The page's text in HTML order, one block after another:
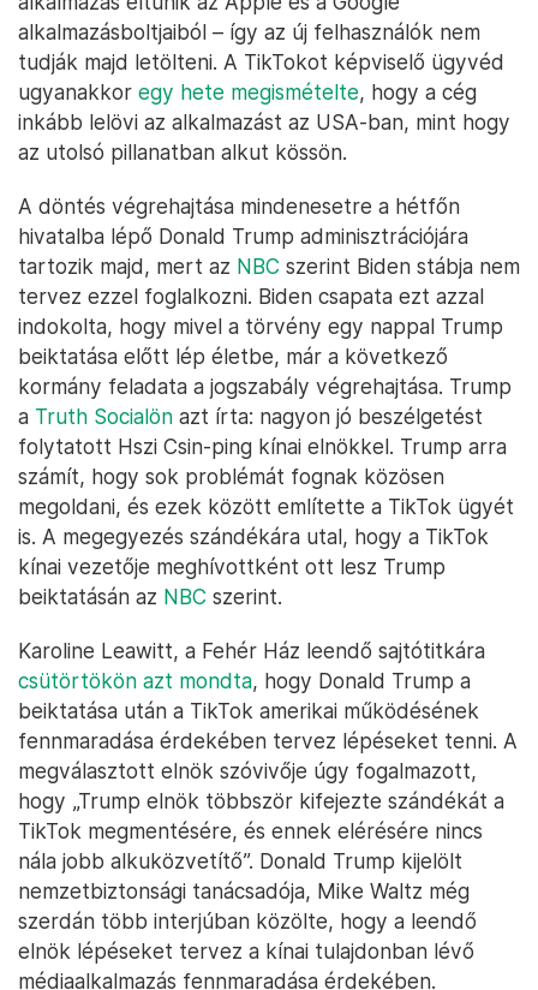
alkalmazásboltjaiból – így az új felhasználók nem
tudják majd letölteni. A TikTokot képviselő ügyvéd
ugyanakkor egy hete megismételte, hogy a cég
inkább lelövi az alkalmazást az USA-ban, mint hogy
az utolsó pillanatban alkut kössön.
A döntés végrehajtása mindenesetre a hétfőn
hivatalba lépő Donald Trump adminisztrációjára
tartozik majd, mert az NBC szerint Biden stábja nem
tervez ezzel foglalkozni. Biden csapata ezt azzal
indokolta, hogy mivel a törvény egy nappal Trump
beiktatása előtt lép életbe, már a következő
kormány feladata a jogszabály végrehajtása. Trump
a Truth Socialön azt írta: nagyon jó beszélgetést
folytatott Hszi Csin-ping kínai elnökkel. Trump arra
számít, hogy sok problémát fognak közösen
megoldani, és ezek között említette a TikTok ügyét
is. A megegyezés szándékára utal, hogy a TikTok
kínai vezetője meghívottként ott lesz Trump
beiktatásán az NBC szerint.
Karoline Leawitt, a Fehér Ház leendő sajtótitkára
csütörtökön azt mondta, hogy Donald Trump a
beiktatása után a TikTok amerikai működésének
fennmaradása érdekében tervez lépéseket tenni. A
megválasztott elnök szóvivője úgy fogalmazott,
hogy „Trump elnök többször kifejezte szándékát a
TikTok megmentésére, és ennek elérésére nincs
nála jobb alkuközvetítő”. Donald Trump kijelölt
nemzetbiztonsági tanácsadója, Mike Waltz még
szerdán több interjúban közölte, hogy a leendő
elnök lépéseket tervez a kínai tulajdonban lévő
médiaalkalmazás fennmaradása érdekében.